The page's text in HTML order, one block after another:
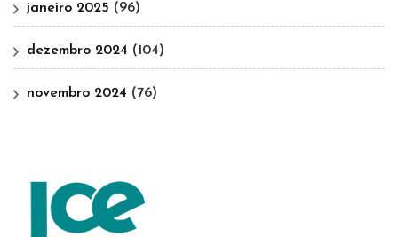
janeiro 2025 (96)
dezembro 2024 (104)
novembro 2024 (76)